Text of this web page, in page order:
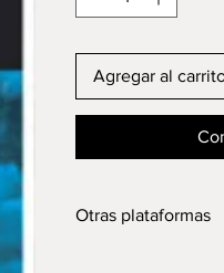
Agregar al
Otras plataformas